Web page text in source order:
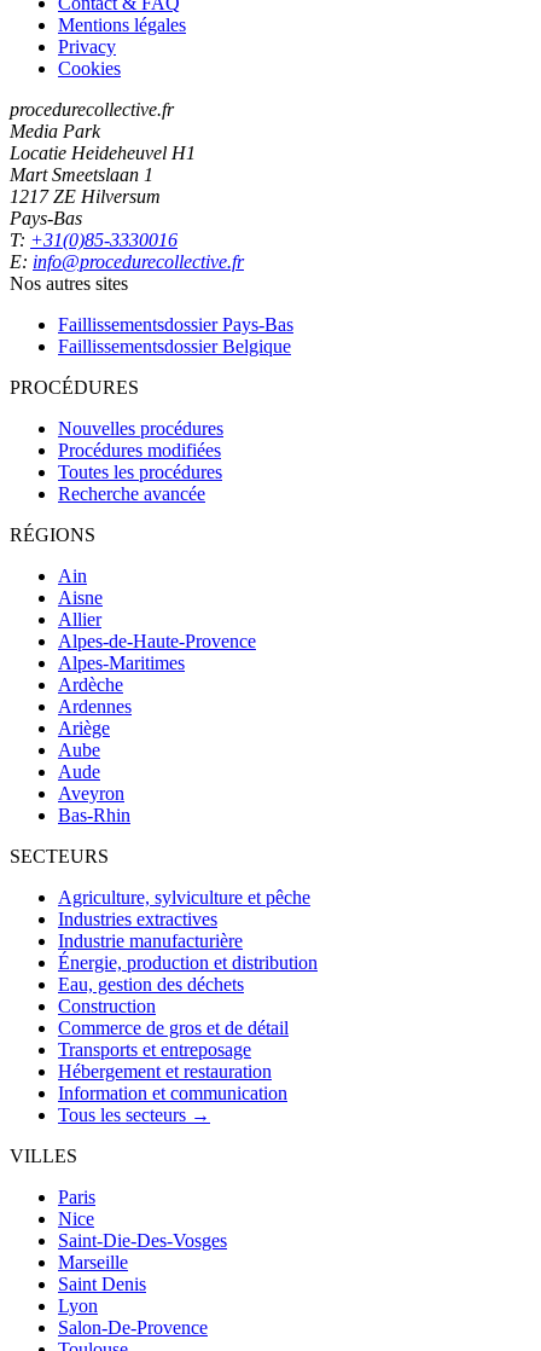
Mentions légales
Privacy
Cookies
procedurecollective.fr
Media Park
Locatie Heideheuvel H1
Mart Smeetslaan 1
1217 ZE Hilversum
Pays-Bas
T: +31(0)85-3330016
E: info@procedurecollective.fr
Nos autres sites
Faillissementsdossier Pays-Bas
Faillissementsdossier Belgique
PROCÉDURES
Nouvelles procédures
Procédures modifiées
Toutes les procédures
Recherche avancée
RÉGIONS
Ain
Aisne
Allier
Alpes-de-Haute-Provence
Alpes-Maritimes
Ardèche
Ardennes
Ariège
Aube
Aude
Aveyron
Bas-Rhin
SECTEURS
Agriculture, sylviculture et pêche
Industries extractives
Industrie manufacturière
Énergie, production et distribution
Eau, gestion des déchets
Construction
Commerce de gros et de détail
Transports et entreposage
Hébergement et restauration
Information et communication
Tous les secteurs →
VILLES
Paris
Nice
Saint-Die-Des-Vosges
Marseille
Saint Denis
Lyon
Salon-De-Provence